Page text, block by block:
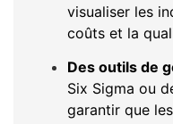
visualiser les
coûts et la
Des outils de
Six Sigma ou
garantir que